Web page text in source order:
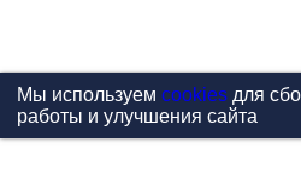
Мы используем cookiesдля
работы и улучшения сайта